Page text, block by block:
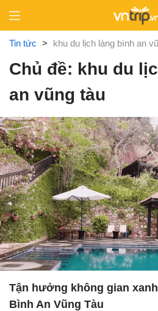
content
Tin tức > khu du lịch làng bình an
Chủ đề: khu du
an vũng tàu
Tận hưởng không gian
Bình An Vũng Tàu